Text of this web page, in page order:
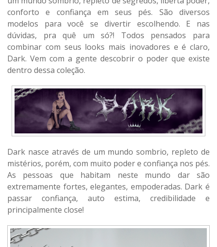
conforto e confiança em seus pés. São diversos
modelos para você se divertir escolhendo. E nas
dúvidas, pra quê um só?! Todos pensados para
combinar com seus looks mais inovadores e é claro,
Dark. Vem com a gente descobrir o poder que existe
dentro dessa coleção.
Dark nasce através de um mundo sombrio, repleto de
mistérios, porém, com muito poder e confiança nos pés.
As pessoas que habitam neste mundo dar são
extremamente fortes, elegantes, empoderadas. Dark é
passar confiança, auto estima, credibilidade e
principalmente close!